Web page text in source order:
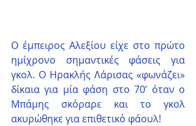
Ο έμπειρος Αλεξίου είχε στο πρώτο
ημίχρονο σημαντικές φάσεις για
γκολ. Ο Ηρακλής Λάρισας «φωνάζει»
δίκαια για μία φάση στο 70’ όταν ο
Μπάμης σκόραρε και το γκολ
ακυρώθηκε για επιθετικό φάουλ!